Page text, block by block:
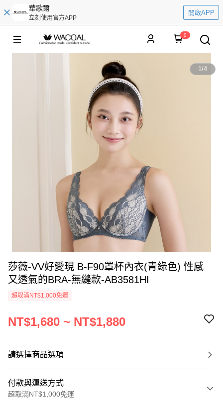
華歌爾
立刻使用官方APP
開啟APP
0
1/4
莎薇-VV好愛現 B-F90罩杯內衣(青綠色) 性感
又透氣的BRA-無縫款-AB3581HI
超取滿NT$1,000免運
NT$1,680 ~ NT$1,880
請選擇商品選項
付款與運送方式
超取滿NT$1,000免運